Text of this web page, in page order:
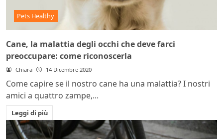
Pets Healthy
Cane, la malattia degli occhi che deve farci
preoccupare: come riconoscerla
Chiara 14 Dicembre 2020
Come capire se il nostro cane ha una malattia? I nostri
amici a quattro zampe,...
Leggi di più